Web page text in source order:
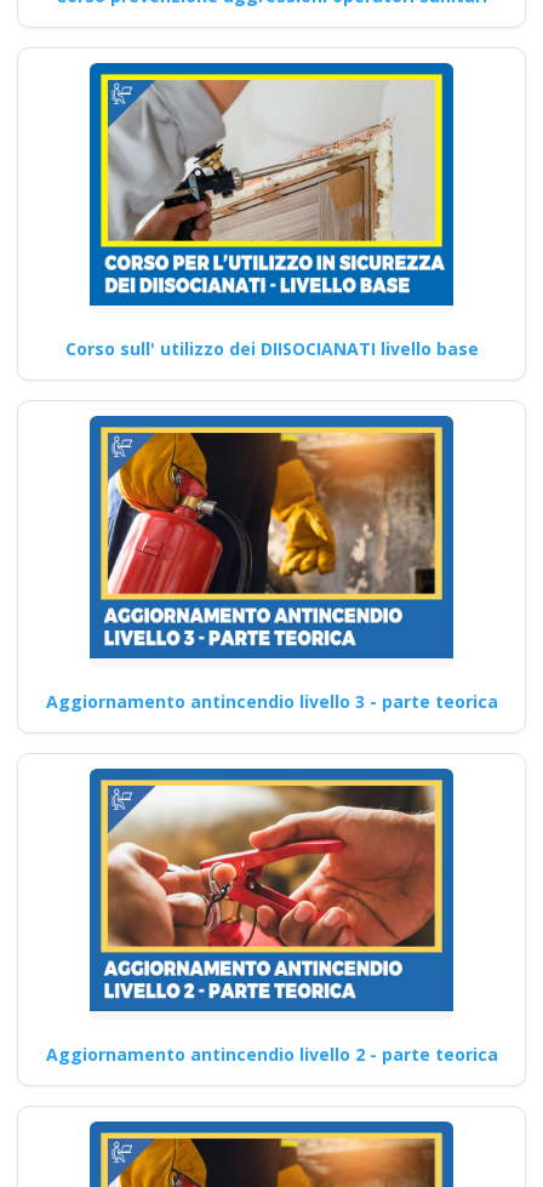
Corso sull' utilizzo dei DIISOCIANATI livello base
Aggiornamento antincendio livello 3 - parte teorica
Aggiornamento antincendio livello 2 - parte teorica